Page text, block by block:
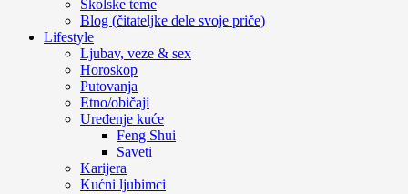
Školske teme
Blog (čitateljke dele svoje priče)
Lifestyle
Ljubav, veze & sex
Horoskop
Putovanja
Etno/običaji
Uređenje kuće
Feng Shui
Saveti
Karijera
Kućni ljubimci